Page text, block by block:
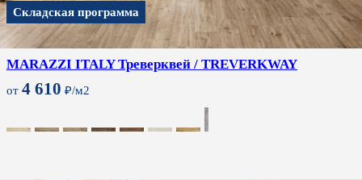
Складская программа
MARAZZI ITALY Треверквей / TREVERKWAY
от 4 610 ₽/м2